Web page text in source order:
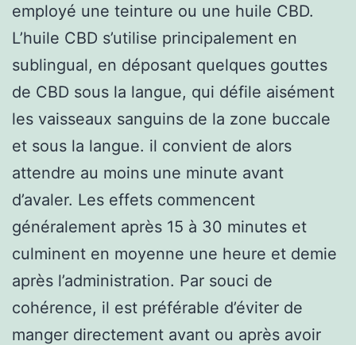
employé une teinture ou une huile CBD.
L’huile CBD s’utilise principalement en
sublingual, en déposant quelques gouttes
de CBD sous la langue, qui défile aisément
les vaisseaux sanguins de la zone buccale
et sous la langue. il convient de alors
attendre au moins une minute avant
d’avaler. Les effets commencent
généralement après 15 à 30 minutes et
culminent en moyenne une heure et demie
après l’administration. Par souci de
cohérence, il est préférable d’éviter de
manger directement avant ou après avoir